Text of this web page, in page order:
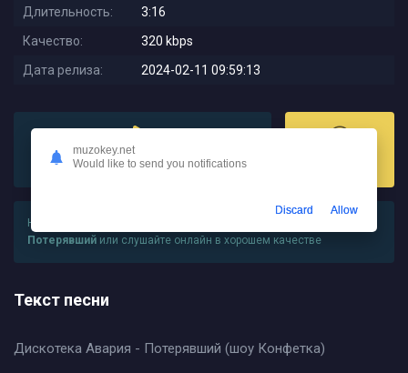
Длительность:
3:16
Качество:
320 kbps
Дата релиза:
2024-02-11 09:59:13
Слушать
На этой странице вы можете
Потерявший или слушайте онлайн в хорошем качестве
Текст песни
Дискотека Авария - Потерявший (шоу Конфетка)
muzokey.net
Would like to send you notifications
Discard Allow